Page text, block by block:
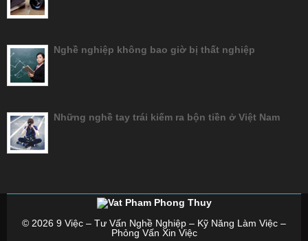
Nghề nghiệp không bao giờ bị thất nghiệp
Những nghề tay trái kiếm ra bộn tiền ở Việt Nam
© 2026 9 Việc – Tư Vấn Nghề Nghiệp – Kỹ Năng Làm Việc –
Phỏng Vấn Xin Việc